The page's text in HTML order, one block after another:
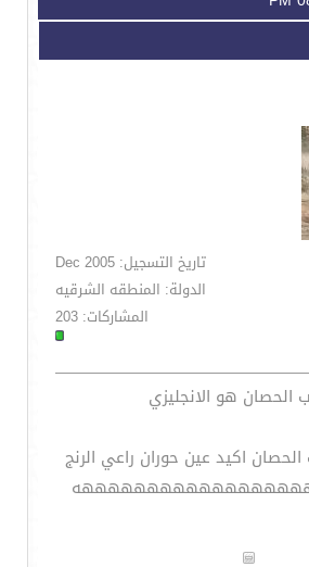
تاريخ التسجيل: Dec 2005
الدولة: المنطقه الشرقيه
المشاركات: 203
الحصان هو الانجليزي
اكيد عين حوران راعي الرنج